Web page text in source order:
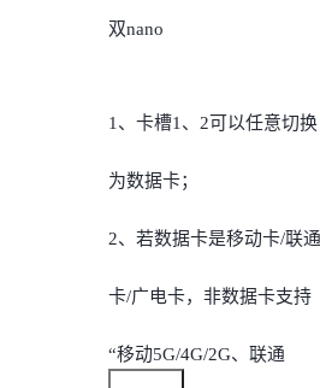
5G:
双nano
1、卡槽1、2可以任意切换
为数据卡；
2、若数据卡是移动卡/联通
卡/广电卡，非数据卡支持
“移动5G/4G/2G、联通